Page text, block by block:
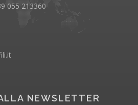
055 213360
NEWSLETTER